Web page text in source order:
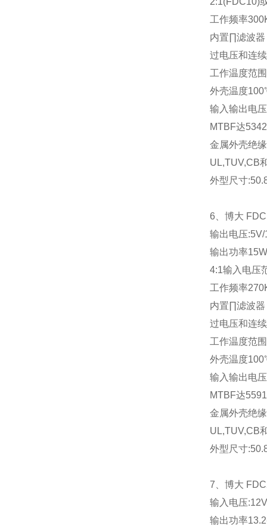
工作频率
内置∏滤波器
过电压和连
工作温度范围
外壳温度100
输入输出电压
MTBF达
金属外壳绝
UL,TUV,CB
外型尺寸
6 、博大
输出电压
输出功率
4:1输入电压
工作频率
内置∏滤波器
过电压和连
工作温度范围
外壳温度100
输入输出电压
MTBF达
金属外壳绝
UL,TUV,CB
外型尺寸
7 、博大
输入电压
输出功率